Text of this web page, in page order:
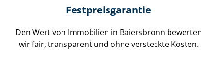
Festpreis​garantie
Den Wert von Immobilien in Baiersbronn bewerten
wir fair, transparent und ohne versteckte Kosten.